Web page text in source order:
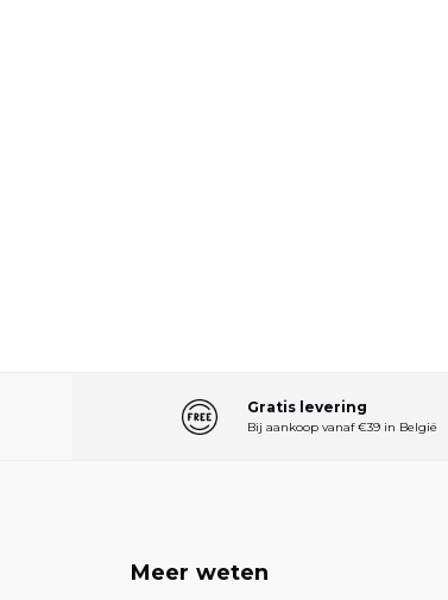
Gratis levering
Bij aankoop vanaf €39 in België
Meer weten